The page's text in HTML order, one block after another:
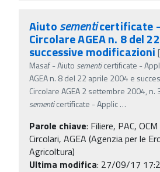
Aiutosementicertificate
Circolare AGEA n. 8 del
successive modificazioni
Masaf - Aiuto sementicertificate -
AGEA n. 8 del 22 aprile 2004 e
Circolare AGEA 2 settembre 2004, n.
sementicertificate - Applic…
Parole chiave: Filiere, PAC,
Circolari, AGEA (Agenzia per le
Agricoltura)
Ultima modifica: 27/09/17